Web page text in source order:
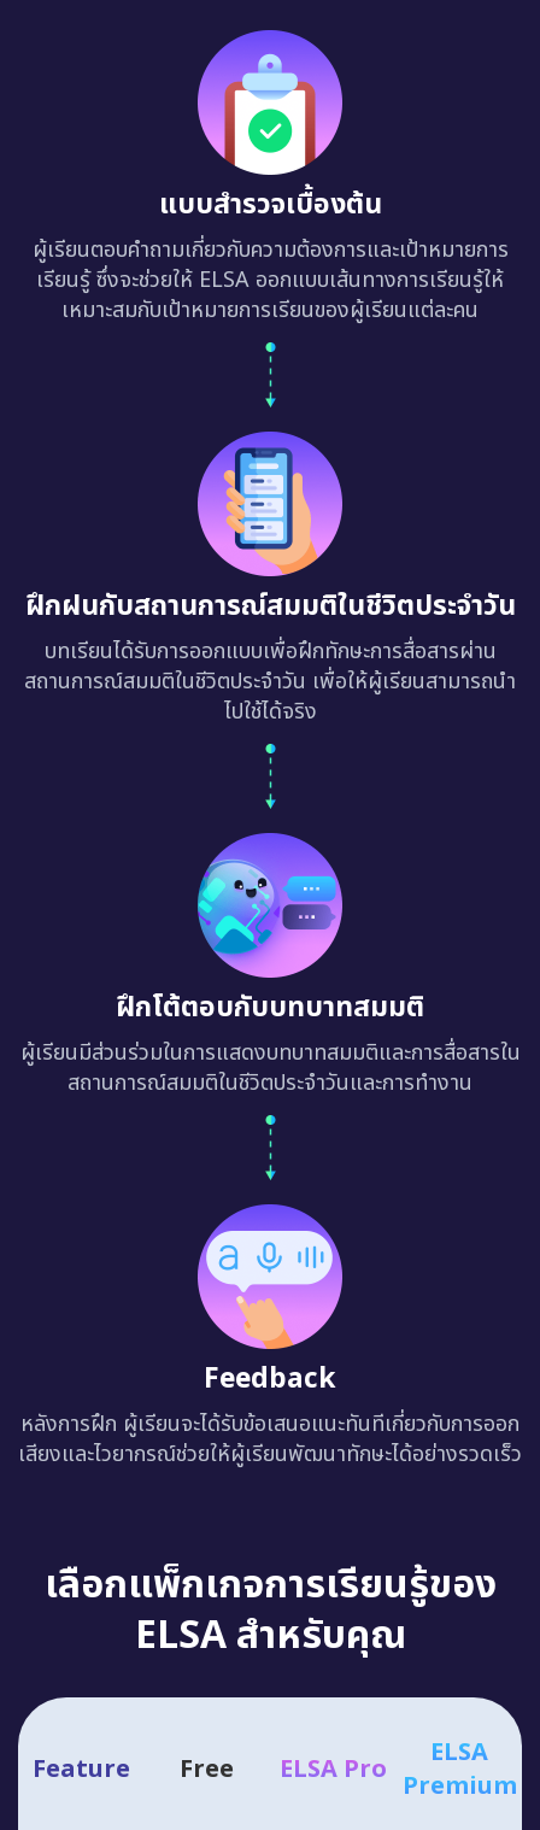
แบบสำรวจเบื้องต้น
ผู้เรียนตอบคำถามเกี่ยวกับความต้องการและเป้าหมายการ
เรียนรู้ ซึ่งจะช่วยให้ ELSA ออกแบบเส้นทางการเรียนรู้ให้
เหมาะสมกับเป้าหมายการเรียนของผู้เรียนแต่ละคน
ฝึกฝนกับสถานการณ์สมมติในชีวิตประจำวัน
บทเรียนได้รับการออกแบบเพื่อฝึกทักษะการสื่อสารผ่าน
สถานการณ์สมมติในชีวิตประจำวัน เพื่อให้ผู้เรียนสามารถนำ
ไปใช้ได้จริง
ฝึกโต้ตอบกับบทบาทสมมติ
ผู้เรียนมีส่วนร่วมในการแสดงบทบาทสมมติและการสื่อสารใน
สถานการณ์สมมติในชีวิตประจำวันและการทำงาน
Feedback
หลังการฝึก ผู้เรียนจะได้รับข้อเสนอแนะทันทีเกี่ยวกับการออก
เสียงและไวยากรณ์ช่วยให้ผู้เรียนพัฒนาทักษะได้อย่างรวดเร็ว
เลือกแพ็กเกจการเรียนรู้ของ
ELSA สำหรับคุณ
Feature Free ELSA Pro
ELSA
Premium